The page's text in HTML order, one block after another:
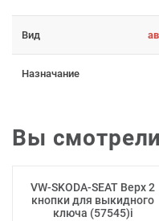
Вид
Назначание
Вы смотрели
VW-SKODA-SEAT Верх 2
кнопки для выкидного
ключа (57545)i